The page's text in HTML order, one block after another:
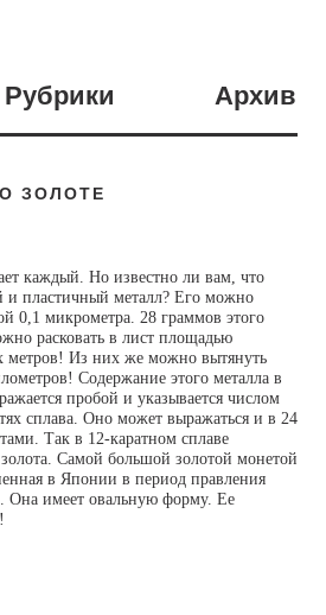
Рубрики Архив
ЗОЛОТЕ
каждый. Но известно ли вам, что
и пластичный металл? Его можно
0,1 микрометра. 28 граммов этого
расковать в лист площадью
метров! Из них же можно вытянуть
Содержание этого металла в
пробой и указывается числом
сплава. Оно может выражаться и в 24
Так в 12-каратном сплаве
Самой большой золотой монетой
в Японии в период правления
Она имеет овальную форму. Ее